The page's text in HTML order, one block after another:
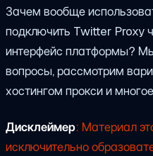
Зачем вообще
подключить Twitter Proxy
интерфейс платформы?
вопросы, рассмотрим
хостингом прокси и
Дисклеймер: Материал
исключительно